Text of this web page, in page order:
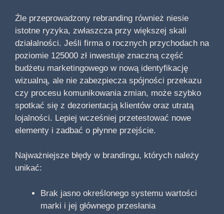
Źle przeprowadzony rebranding również niesie
istotne ryzyka, zwłaszcza przy większej skali
działalności. Jeśli firma o rocznych przychodach na
poziomie 125000 zł inwestuje znaczną część
budżetu marketingowego w nową identyfikację
wizualną, ale nie zabezpiecza spójności przekazu
czy procesu komunikowania zmian, może szybko
spotkać się z dezorientacją klientów oraz utratą
lojalności. Lepiej wcześniej przetestować nowe
elementy i zadbać o płynne przejście.
Najważniejsze błędy w brandingu, których należy
unikać:
Brak jasno określonego systemu wartości
marki i jej głównego przesłania